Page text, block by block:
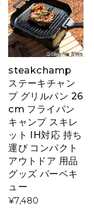
steakchamp
ステーキチャン
プ グリルパン 26
cm フライパン
キャンプ スキレ
ット IH対応 持ち
運び コンパクト
アウトドア 用品
グッズ バーベキ
ュー
¥7,480